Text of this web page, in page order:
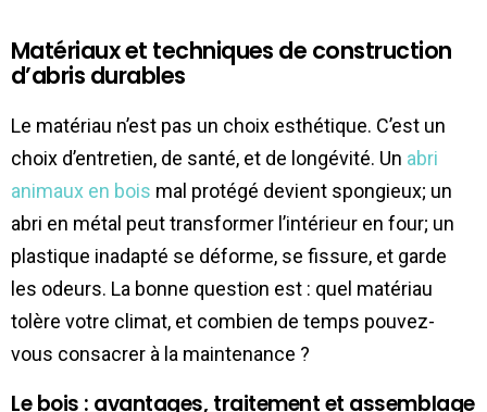
Matériaux et techniques de construction
d’abris durables
Le matériau n’est pas un choix esthétique. C’est un
choix d’entretien, de santé, et de longévité. Un abri
animaux en bois mal protégé devient spongieux; un
abri en métal peut transformer l’intérieur en four; un
plastique inadapté se déforme, se fissure, et garde
les odeurs. La bonne question est : quel matériau
tolère votre climat, et combien de temps pouvez-
vous consacrer à la maintenance ?
Le bois : avantages, traitement et assemblage